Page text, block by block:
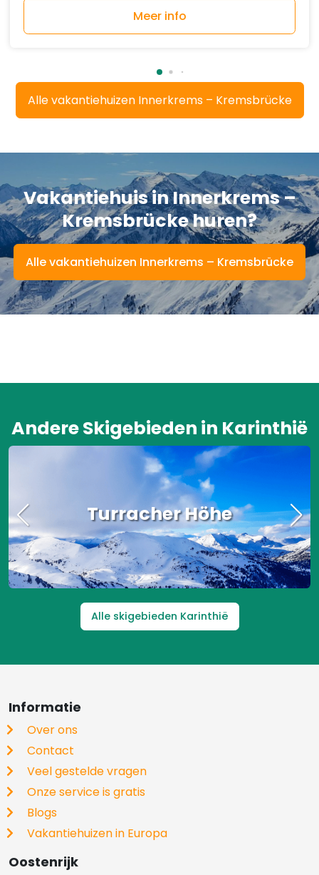
Meer info
Alle vakantiehuizen Innerkrems – Kremsbrücke
Vakantiehuis in Innerkrems –
Kremsbrückehuren?
Alle vakantiehuizen Innerkrems – Kremsbrücke
Andere Skigebieden in Karinthië
Turracher Höhe
Alle skigebieden Karinthië
Informatie
Over ons
Contact
Veel gestelde vragen
Onze service is gratis
Blogs
Vakantiehuizen in Europa
Oostenrijk